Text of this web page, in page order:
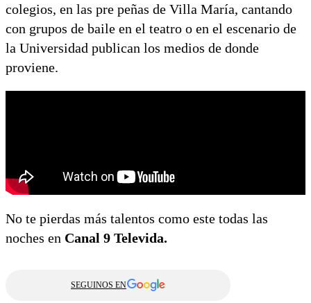
colegios, en las pre peñas de Villa María, cantando
con grupos de baile en el teatro o en el escenario de
la Universidad publican los medios de donde
proviene.
No te pierdas más talentos como este todas las
noches en Canal 9 Televida.
SEGUINOS EN